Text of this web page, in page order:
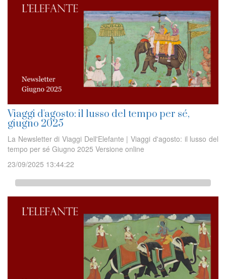
Viaggi d'agosto: il lusso del tempo per sé,
giugno 2025
La Newsletter di Viaggi Dell'Elefante | Viaggi d'agosto: il lusso del
tempo per sé Giugno 2025 Versione online
23/09/2025 13:44:22